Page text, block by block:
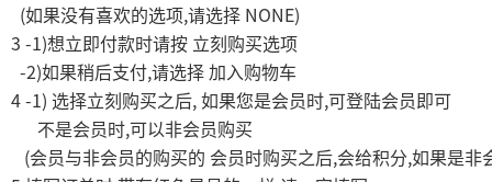
(如果没有喜欢的选项,请选择 NONE)
3 -1)想立即付款时请按 立刻购买选项
-2)如果稍后支付,请选择 加入购物车
4 -1) 选择立刻购买之后, 如果您是会员时,可登陆会员即可
不是会员时,可以非会员购买
(会员与非会员的购买的 会员时购买之后,会给积分,如果是非